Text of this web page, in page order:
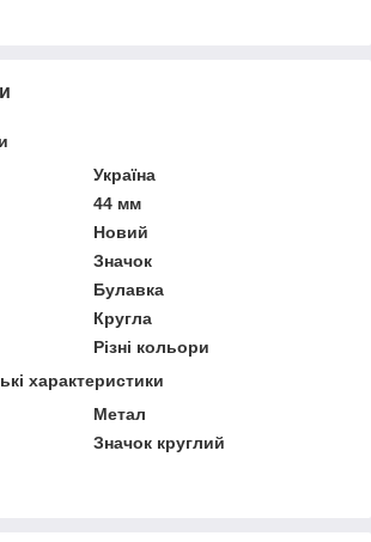
Україна
44 мм
Новий
Значок
Булавка
Кругла
Різні кольори
характеристики
Метал
Значок круглий